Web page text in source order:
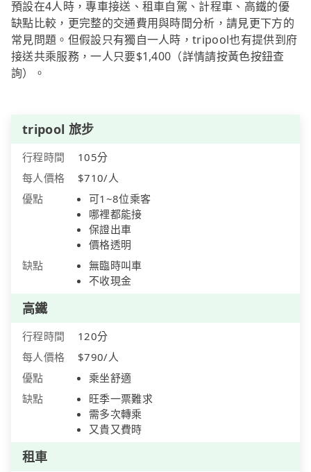
預設在4人時，專車接送、租車自駕、計程車、高鐵的優
缺點比較，更完整的交通費用與時間分析，請見更下方的
常見問題。但假設只有獨自一人時，tripool也有提供到府
接送共乘服務，一人只要$1,400（詳情請按黃色按鈕查
詢）。
tripool 旅步
行程時間
105分
每人價格
$710/人
優點
可1~8位乘客
哪裡都能接
保證出車
價格透明
缺點
無臨時叫車
不收現金
高鐵
行程時間
120分
每人價格
$790/人
優點
乘坐舒適
缺點
旺季一票難求
需多次轉乘
又貴又費時
租車